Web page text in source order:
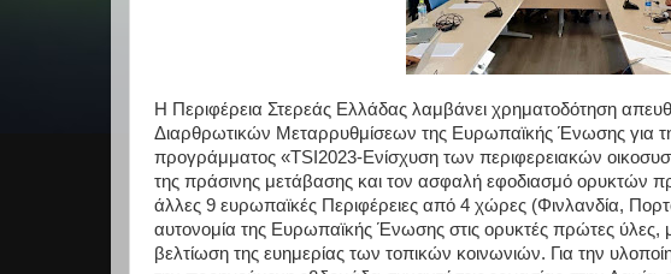
Η Περιφέρεια Στερεάς Ελλάδας λαμβάνει χρηματοδότηση
Διαρθρωτικών Μεταρρυθμίσεων της Ευρωπαϊκής Ένωσης για
προγράμματος «TSI2023-Ενίσχυση των περιφερειακών
της πράσινης μετάβασης και τον ασφαλή εφοδιασμό
άλλες 9 ευρωπαϊκές Περιφέρειες από 4 χώρες (Φινλανδία,
αυτονομία της Ευρωπαϊκής Ένωσης στις ορυκτές πρώτες
βελτίωση της ευημερίας των τοπικών κοινωνιών. Για την